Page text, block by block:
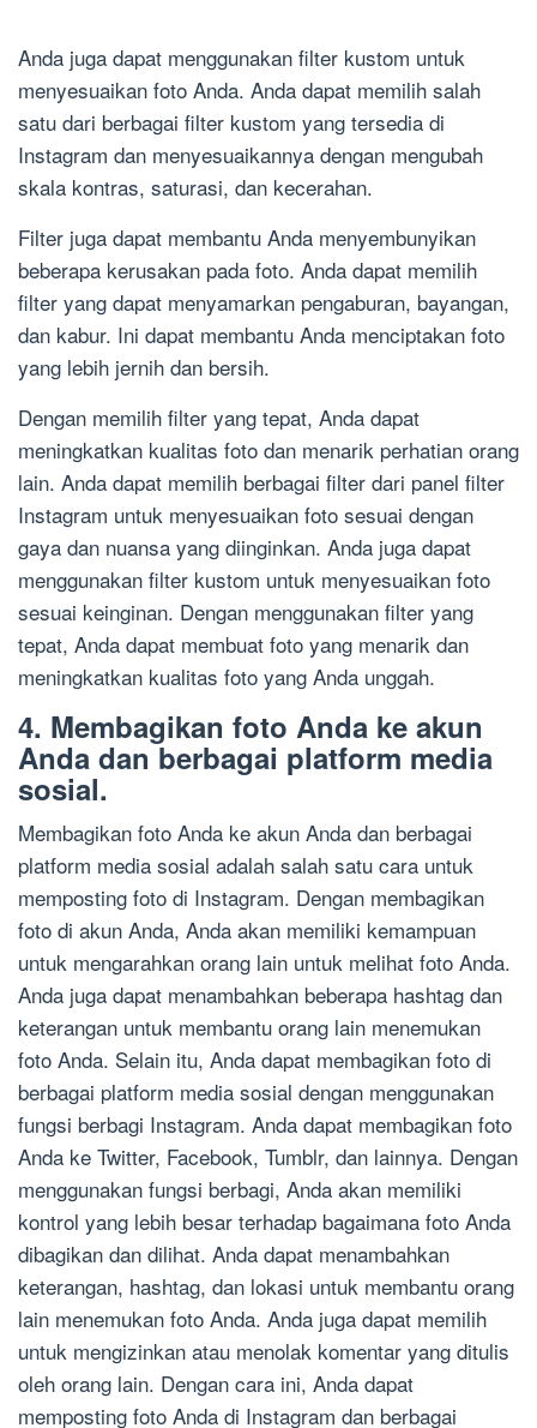
Anda juga dapat menggunakan filter kustom untuk
menyesuaikan foto Anda. Anda dapat memilih salah
satu dari berbagai filter kustom yang tersedia di
Instagram dan menyesuaikannya dengan mengubah
skala kontras, saturasi, dan kecerahan.
Filter juga dapat membantu Anda menyembunyikan
beberapa kerusakan pada foto. Anda dapat memilih
filter yang dapat menyamarkan pengaburan, bayangan,
dan kabur. Ini dapat membantu Anda menciptakan foto
yang lebih jernih dan bersih.
Dengan memilih filter yang tepat, Anda dapat
meningkatkan kualitas foto dan menarik perhatian orang
lain. Anda dapat memilih berbagai filter dari panel filter
Instagram untuk menyesuaikan foto sesuai dengan
gaya dan nuansa yang diinginkan. Anda juga dapat
menggunakan filter kustom untuk menyesuaikan foto
sesuai keinginan. Dengan menggunakan filter yang
tepat, Anda dapat membuat foto yang menarik dan
meningkatkan kualitas foto yang Anda unggah.
4. Membagikan foto Anda ke akun
Anda dan berbagai platform media
sosial.
Membagikan foto Anda ke akun Anda dan berbagai
platform media sosial adalah salah satu cara untuk
memposting foto di Instagram. Dengan membagikan
foto di akun Anda, Anda akan memiliki kemampuan
untuk mengarahkan orang lain untuk melihat foto Anda.
Anda juga dapat menambahkan beberapa hashtag dan
keterangan untuk membantu orang lain menemukan
foto Anda. Selain itu, Anda dapat membagikan foto di
berbagai platform media sosial dengan menggunakan
fungsi berbagi Instagram. Anda dapat membagikan foto
Anda ke Twitter, Facebook, Tumblr, dan lainnya. Dengan
menggunakan fungsi berbagi, Anda akan memiliki
kontrol yang lebih besar terhadap bagaimana foto Anda
dibagikan dan dilihat. Anda dapat menambahkan
keterangan, hashtag, dan lokasi untuk membantu orang
lain menemukan foto Anda. Anda juga dapat memilih
untuk mengizinkan atau menolak komentar yang ditulis
oleh orang lain. Dengan cara ini, Anda dapat
memposting foto Anda di Instagram dan berbagai